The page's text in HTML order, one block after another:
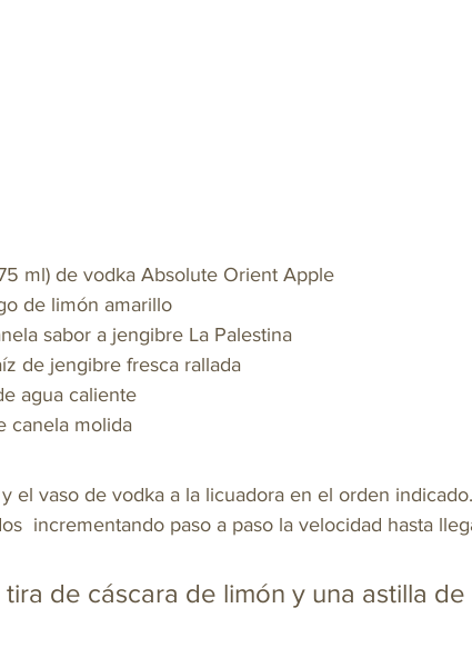
ml) de vodka Absolute Orient Apple
de limón amarillo
sabor a jengibre La Palestina
de jengibre fresca rallada
agua caliente
canela molida
el vaso de vodka a la licuadora en el orden indicado.
incrementando paso a paso la velocidad hasta
de cáscara de limón y una astilla